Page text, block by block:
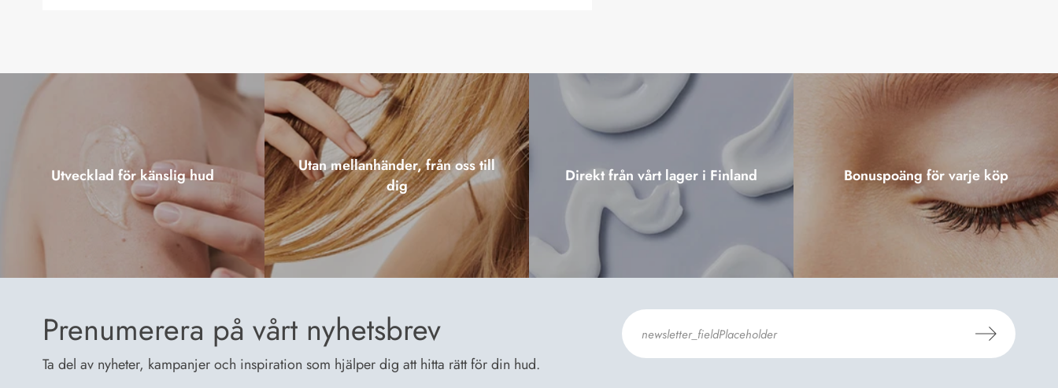
Utvecklad för känslig hud
Utan mellanhänder, från oss till
dig
Direkt från vårt lager i Finland Bonuspoäng för varje köp
Prenumerera på vårt nyhetsbrev
Ta del av nyheter, kampanjer och inspiration som hjälper dig att hitta rätt för din hud.